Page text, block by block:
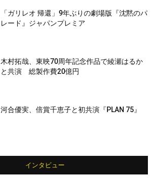
「ガリレオ 帰還」9年ぶりの劇場版『沈黙のパ
レード』ジャパンプレミア
木村拓哉、東映70周年記念作品で綾瀬はるか
と共演 総製作費20億円
河合優実、倍賞千恵子と初共演『PLAN 75』
インタビュー